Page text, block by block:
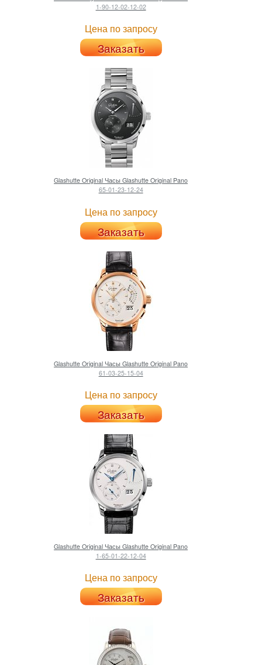
1-90-12-02-12-02
Цена по запросу
Заказать
Glashutte Original Часы Glashutte Original Pano
65-01-23-12-24
Цена по запросу
Заказать
Glashutte Original Часы Glashutte Original Pano
61-03-25-15-04
Цена по запросу
Заказать
Glashutte Original Часы Glashutte Original Pano
1-65-01-22-12-04
Цена по запросу
Заказать